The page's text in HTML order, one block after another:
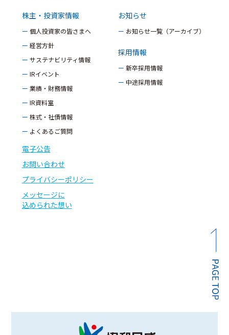
株主・投資家情報
ー 個人投資家の皆さまへ
ー 経営方針
ー サステナビリティ情報
ー IRイベント
ー 業績・財務情報
ー IR資料室
ー 株式・社債情報
ー よくあるご質問
お知らせ
ー お知らせ一覧（アーカイブ）
採用情報
ー 新卒採用情報
ー 中途採用情報
電子公告
お問い合わせ
プライバシーポリシー
メッセージに
込められた想い